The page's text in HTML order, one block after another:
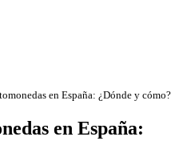
en España: ¿Dónde y cómo?
en España: